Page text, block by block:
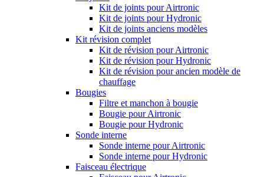
Kit de joints pour Airtronic
Kit de joints pour Hydronic
Kit de joints anciens modèles
Kit révision complet
Kit de révision pour Airtronic
Kit de révision pour Hydronic
Kit de révision pour ancien modèle de
chauffage
Bougies
Filtre et manchon à bougie
Bougie pour Airtronic
Bougie pour Hydronic
Sonde interne
Sonde interne pour Airtronic
Sonde interne pour Hydronic
Faisceau électrique